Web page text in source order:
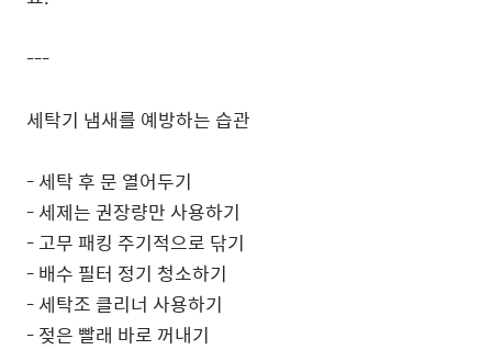
---
세탁기 냄새를 예방하는 습관
- 세탁 후 문 열어두기
- 세제는 권장량만 사용하기
- 고무 패킹 주기적으로 닦기
- 배수 필터 정기 청소하기
- 세탁조 클리너 사용하기
- 젖은 빨래 바로 꺼내기